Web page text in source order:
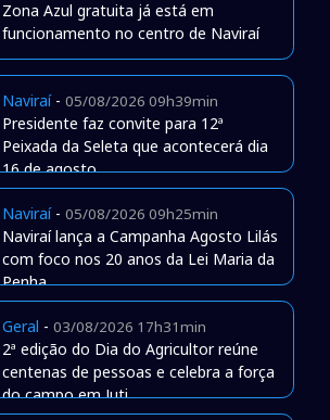
Zona Azul gratuita já está em
funcionamento no centro de Naviraí
Naviraí- 05/08/2026 09h39min
Presidente faz convite para 12ª
Peixada da Seleta que acontecerá dia
16 de agosto
Naviraí- 05/08/2026 09h25min
Naviraí lança a Campanha Agosto Lilás
com foco nos 20 anos da Lei Maria da
Penha
Geral - 03/08/2026 17h31min
2ª edição do Dia do Agricultor reúne
centenas de pessoas e celebra a força
do campo em Juti